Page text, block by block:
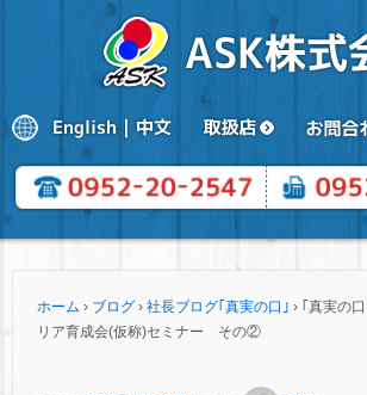
ホーム › ブログ › 社長ブログ｢真実の口｣ › ｢真実の
リア育成会(仮称)セミナー その②